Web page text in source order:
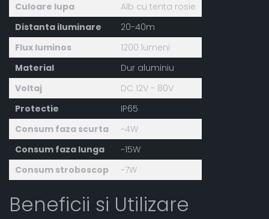
Culoare lupa
Alb cu tenta rosie
Distanta iluminare
20-40m
Flux luminos
1200 lumeni
Material
Dur aluminiu
Voltaj
DC 12V - 80V
Protectie
IP65
Consum faza scurta
~4W
Consum faza lunga
~15W
Consum stroboscop
~7W
Beneficii si Utilizare